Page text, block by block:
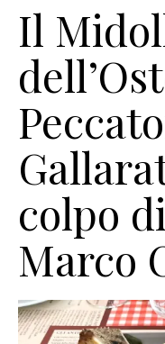
Il
colpo
Marco